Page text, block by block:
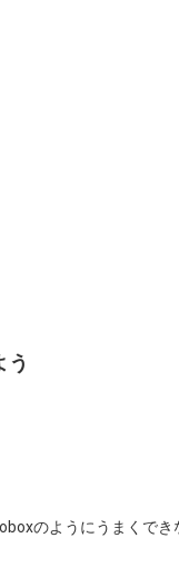
う
のようにうまくでき